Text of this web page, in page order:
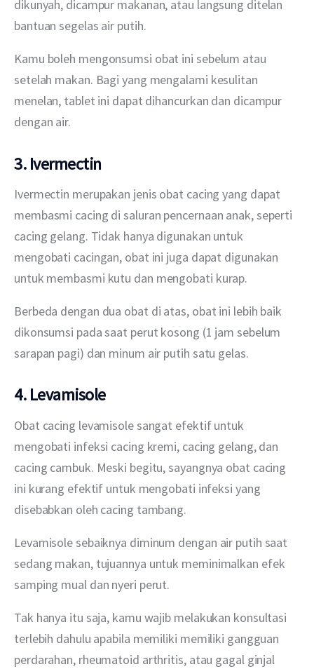
dikunyah, dicampur makanan, atau langsung ditelan
bantuan segelas air putih.
Kamu boleh mengonsumsi obat ini sebelum atau
setelah makan. Bagi yang mengalami kesulitan
menelan, tablet ini dapat dihancurkan dan dicampur
dengan air.
3. Ivermectin
Ivermectin merupakan jenis obat cacing yang dapat
membasmi cacing di saluran pencernaan anak, seperti
cacing gelang. Tidak hanya digunakan untuk
mengobati cacingan, obat ini juga dapat digunakan
untuk membasmi kutu dan mengobati kurap.
Berbeda dengan dua obat di atas, obat ini lebih baik
dikonsumsi pada saat perut kosong (1 jam sebelum
sarapan pagi) dan minum air putih satu gelas.
4. Levamisole
Obat cacing levamisole sangat efektif untuk
mengobati infeksi cacing kremi, cacing gelang, dan
cacing cambuk. Meski begitu, sayangnya obat cacing
ini kurang efektif untuk mengobati infeksi yang
disebabkan oleh cacing tambang.
Levamisole sebaiknya diminum dengan air putih saat
sedang makan, tujuannya untuk meminimalkan efek
samping mual dan nyeri perut.
Tak hanya itu saja, kamu wajib melakukan konsultasi
terlebih dahulu apabila memiliki memiliki gangguan
perdarahan, rheumatoid arthritis, atau gagal ginjal